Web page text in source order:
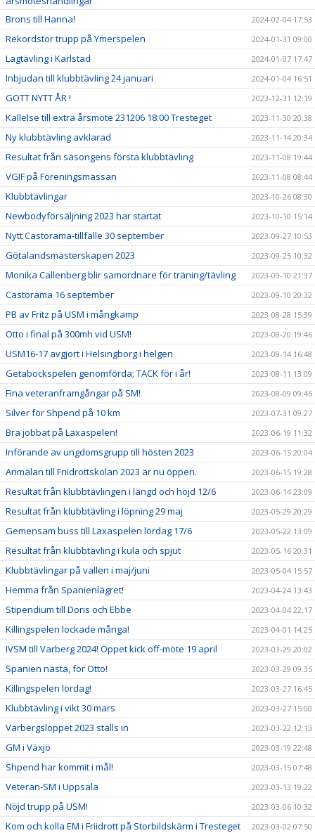
Brons till Hanna!
2024-02-04 17:53
Rekordstor trupp på Ymerspelen 2024-01-31 09:00
Lagtävling i Karlstad 2024-01-07 17:47
Inbjudan till klubbtävling 24 januari 2024-01-04 16:51
GOTT NYTT ÅR ! 2023-12-31 12:19
Kallelse till extra årsmöte 231206 18:00 Tresteget 2023-11-30 20:38
Ny klubbtävling avklarad 2023-11-14 20:34
Resultat från säsongens första klubbtävling 2023-11-08 19:44
VGIF på Föreningsmässan 2023-11-08 08:44
Klubbtävlingar 2023-10-26 08:30
Newbodyförsäljning 2023 har startat 2023-10-10 15:14
Nytt Castorama-tillfälle 30 september 2023-09-27 10:53
Götalandsmästerskapen 2023 2023-09-25 10:32
Monika Callenberg blir samordnare för träning/tävling 2023-09-10 21:37
Castorama 16 september 2023-09-10 20:32
PB av Fritz på USM i mångkamp 2023-08-28 15:39
Otto i final på 300mh vid USM! 2023-08-20 19:46
USM16-17 avgjort i Helsingborg i helgen 2023-08-14 16:48
Getabockspelen genomförda; TACK för i år! 2023-08-11 13:09
Fina veteranframgångar på SM! 2023-08-09 09:46
Silver för Shpend på 10 km 2023-07-31 09:27
Bra jobbat på Laxaspelen! 2023-06-19 11:32
Införande av ungdomsgrupp till hösten 2023 2023-06-15 20:04
Anmälan till Friidrottskolan 2023 är nu öppen. 2023-06-15 19:28
Resultat från klubbtävlingen i längd och höjd 12/6 2023-06-14 23:09
Resultat från klubbtävling i löpning 29 maj 2023-05-29 20:29
Gemensam buss till Laxaspelen lördag 17/6 2023-05-22 13:09
Resultat från klubbtävling i kula och spjut 2023-05-16 20:31
Klubbtävlingar på vallen i maj/juni 2023-05-04 15:57
Hemma från Spanienlägret! 2023-04-24 13:43
Stipendium till Doris och Ebbe 2023-04-04 22:17
Killingspelen lockade många! 2023-04-01 14:25
IVSM till Varberg 2024! Öppet kick off-möte 19 april 2023-03-29 20:02
Spanien nästa, för Otto! 2023-03-29 09:35
Killingspelen lördag! 2023-03-27 16:45
Klubbtävling i vikt 30 mars 2023-03-27 15:00
Varbergsloppet 2023 ställs in 2023-03-22 12:13
GM i Växjö 2023-03-19 22:48
Shpend har kommit i mål! 2023-03-15 07:48
Veteran-SM i Uppsala 2023-03-13 19:22
Nöjd trupp på USM! 2023-03-06 10:32
Kom och kolla EM i Friidrott på Storbildskärm i Tresteget 2023-03-02 07:50